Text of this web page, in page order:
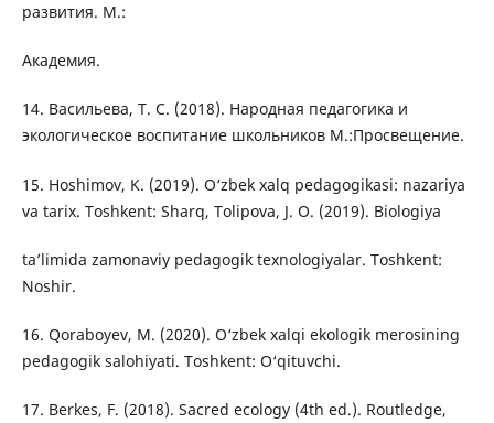
развития. М.:
Академия.
14. Васильева, Т. С. (2018). Народная педагогика и
экологическое воспитание школьников М.:Просвещение.
15. Hoshimov, K. (2019). O‘zbek xalq pedagogikasi: nazariya
va tarix. Toshkent: Sharq, Tolipova, J. O. (2019). Biologiya
ta’limida zamonaviy pedagogik texnologiyalar. Toshkent:
Noshir.
16. Qoraboyev, M. (2020). O‘zbek xalqi ekologik merosining
pedagogik salohiyati. Toshkent: O‘qituvchi.
17. Berkes, F. (2018). Sacred ecology (4th ed.). Routledge,